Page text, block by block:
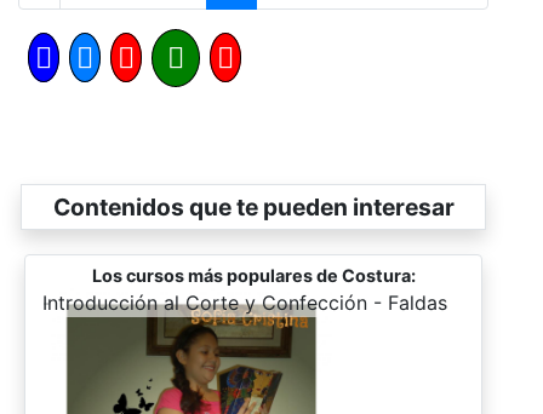
Contenidos que te pueden interesar
Los cursos más populares de Costura:
-
Introducción al Corte y Confección - Faldas